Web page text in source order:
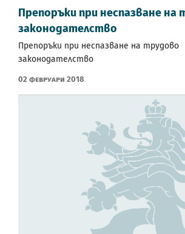
Препоръки при неспазване на
законодателство
Препоръки при неспазване на трудово
законодателство
02 Февруари 2018